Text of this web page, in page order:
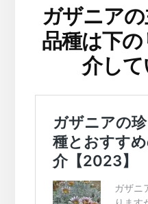
ガザニア
品種は下
介して